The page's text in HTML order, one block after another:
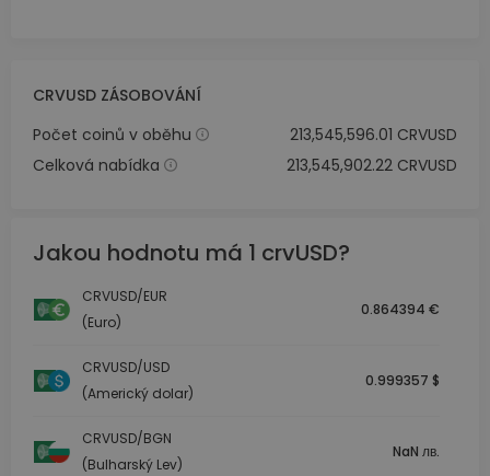
CRVUSD ZÁSOBOVÁNÍ
Počet coinů v oběhu
213,545,596.01 CRVUSD
Celková nabídka
213,545,902.22 CRVUSD
Jakou hodnotu má 1 crvUSD?
CRVUSD/EUR
(Euro)
0.864394 €
CRVUSD/USD
(Americký dolar)
0.999357 $
CRVUSD/BGN
(Bulharský Lev)
NaN лв.